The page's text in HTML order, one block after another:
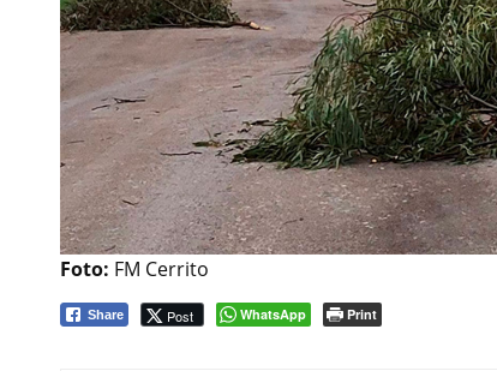
Foto: FM Cerrito
Share Post WhatsApp Print